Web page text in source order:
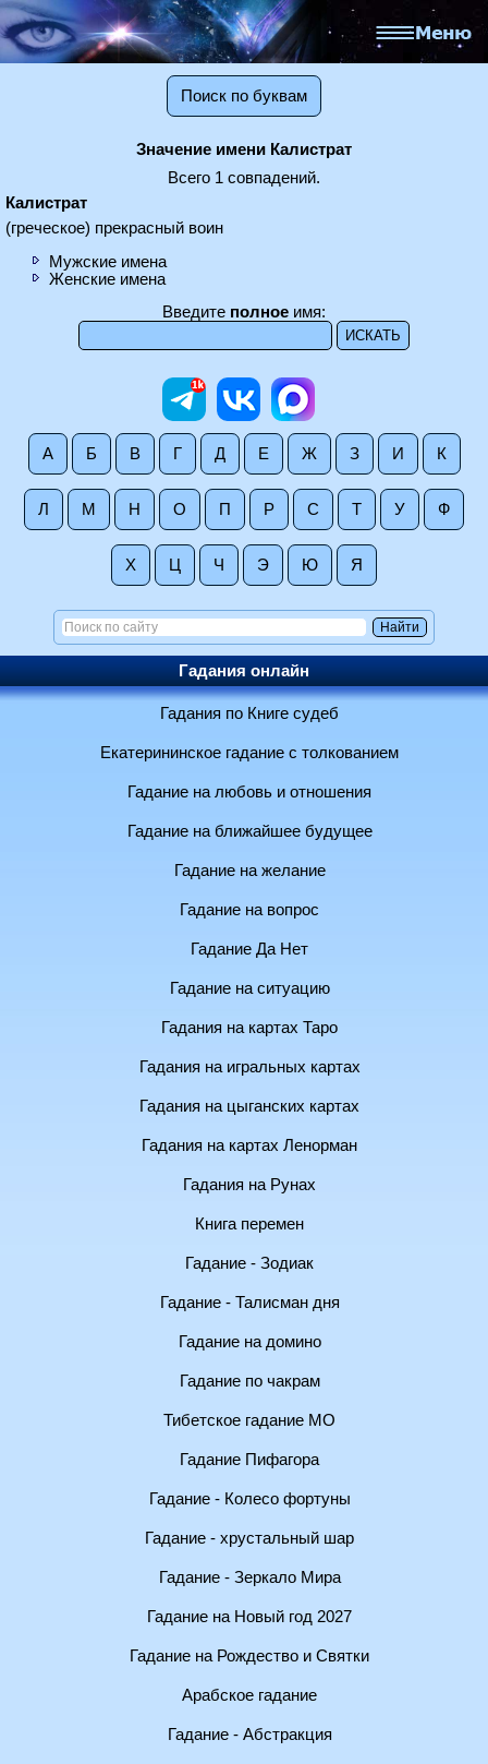
Поиск по буквам
Значение имени Калистрат
Всего 1 совпадений.
Калистрат
(греческое) прекрасный воин
Мужские имена
Женские имена
Введите полное имя:
А Б В Г Д Е Ж З И К
Л М Н О П Р С Т У Ф
Х Ц Ч Э Ю Я
Гадания онлайн
Гадания по Книге судеб
Екатерининское гадание с толкованием
Гадание на любовь и отношения
Гадание на ближайшее будущее
Гадание на желание
Гадание на вопрос
Гадание Да Нет
Гадание на ситуацию
Гадания на картах Таро
Гадания на игральных картах
Гадания на цыганских картах
Гадания на картах Ленорман
Гадания на Рунах
Книга перемен
Гадание - Зодиак
Гадание - Талисман дня
Гадание на домино
Гадание по чакрам
Тибетское гадание МО
Гадание Пифагора
Гадание - Колесо фортуны
Гадание - хрустальный шар
Гадание - Зеркало Мира
Гадание на Новый год 2027
Гадание на Рождество и Святки
Арабское гадание
Гадание - Абстракция